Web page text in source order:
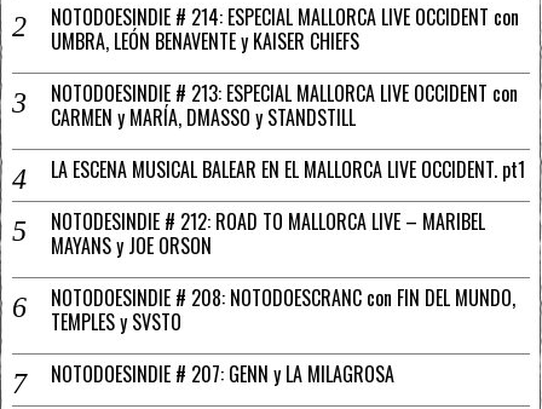
NOTODOESINDIE # 214: ESPECIAL MALLORCA LIVE OCCIDENT con
UMBRA, LEÓN BENAVENTE y KAISER CHIEFS
NOTODOESINDIE # 213: ESPECIAL MALLORCA LIVE OCCIDENT con
CARMEN y MARÍA, DMASSO y STANDSTILL
LA ESCENA MUSICAL BALEAR EN EL MALLORCA LIVE OCCIDENT. pt1
NOTODESINDIE # 212: ROAD TO MALLORCA LIVE – MARIBEL
MAYANS y JOE ORSON
NOTODOESINDIE # 208: NOTODOESCRANC con FIN DEL MUNDO,
TEMPLES y SVSTO
NOTODOESINDIE # 207: GENN y LA MILAGROSA